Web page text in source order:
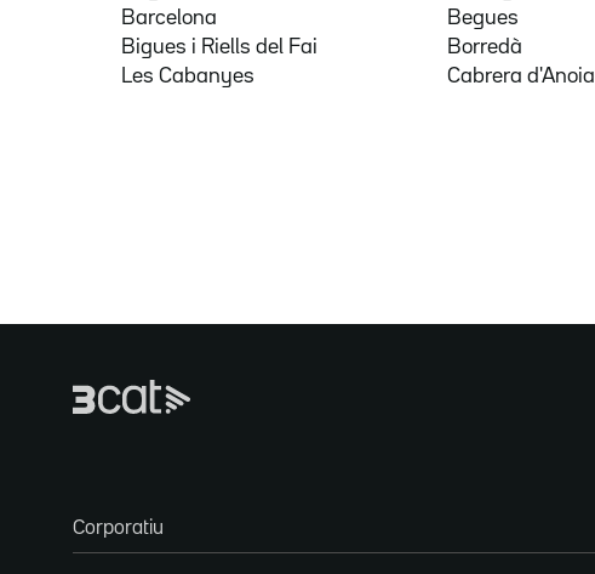
Barcelona
Begues
Bigues i Riells del Fai
Borredà
Les Cabanyes
Cabrera d'Anoia
Corporatiu